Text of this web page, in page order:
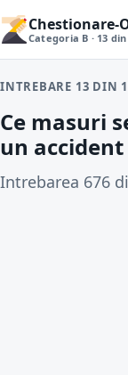
Chestionare-
Categoria B · 13 din
INTREBARE 13 DIN
Ce masuri
un
Intrebarea 676